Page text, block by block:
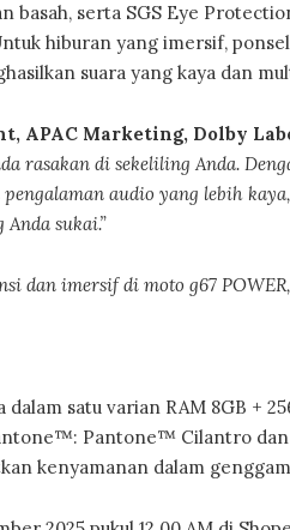
basah, serta SGS Eye
hiburan yang imersif,
suara yang kaya dan
APAC Marketing, Dolby
rasakan di sekeliling Anda.
audio yang lebih
sukai.”
dan imersif di moto g67
dalam satu varian RAM 8GB +
Pantone™ Cilantro
kenyamanan dalam